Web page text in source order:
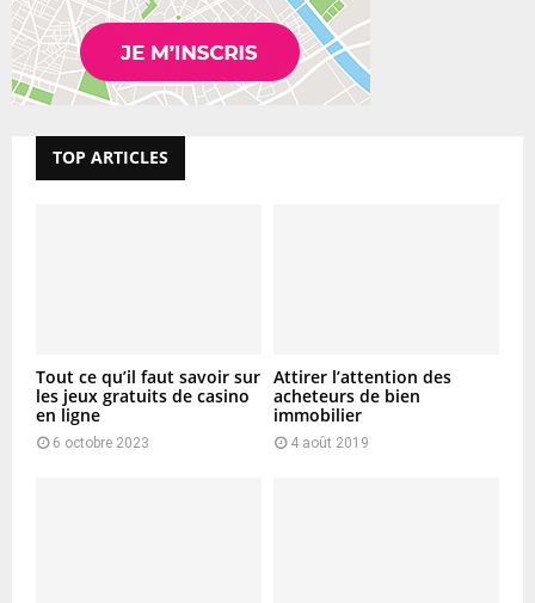
TOP ARTICLES
Tout ce qu’il faut savoir sur
les jeux gratuits de casino
en ligne
6 octobre 2023
Attirer l’attention des
acheteurs de bien
immobilier
4 août 2019